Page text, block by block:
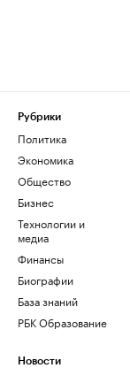
Рубрики
Политика
Экономика
Общество
Бизнес
Технологии и
медиа
Финансы
Биографии
База знаний
РБК Образование
Новости